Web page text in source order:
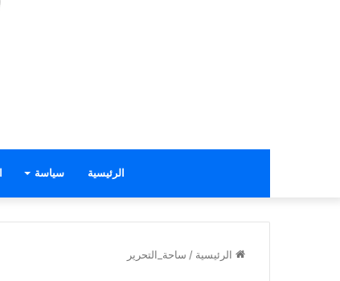
الرئيسية سياسة
الرئيسية / ساحة_التحرير